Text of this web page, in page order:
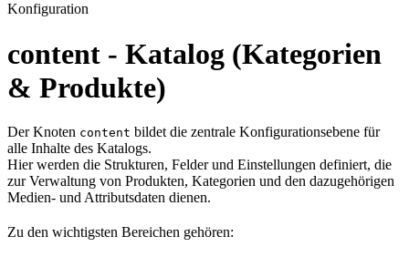
Konfiguration
content - Katalog (Kategorien
& Produkte)
Der Knoten content bildet die zentrale Konfigurationsebene für
alle Inhalte des Katalogs.
Hier werden die Strukturen, Felder und Einstellungen definiert, die
zur Verwaltung von Produkten, Kategorien und den dazugehörigen
Medien- und Attributsdaten dienen.
Zu den wichtigsten Bereichen gehören: